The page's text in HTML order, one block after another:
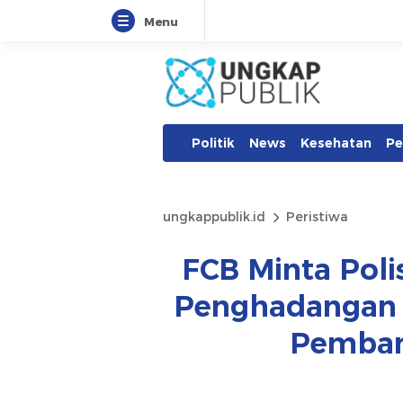
Menu
Politik News Kesehatan
ungkappublik.id Peristiwa
FCB Minta